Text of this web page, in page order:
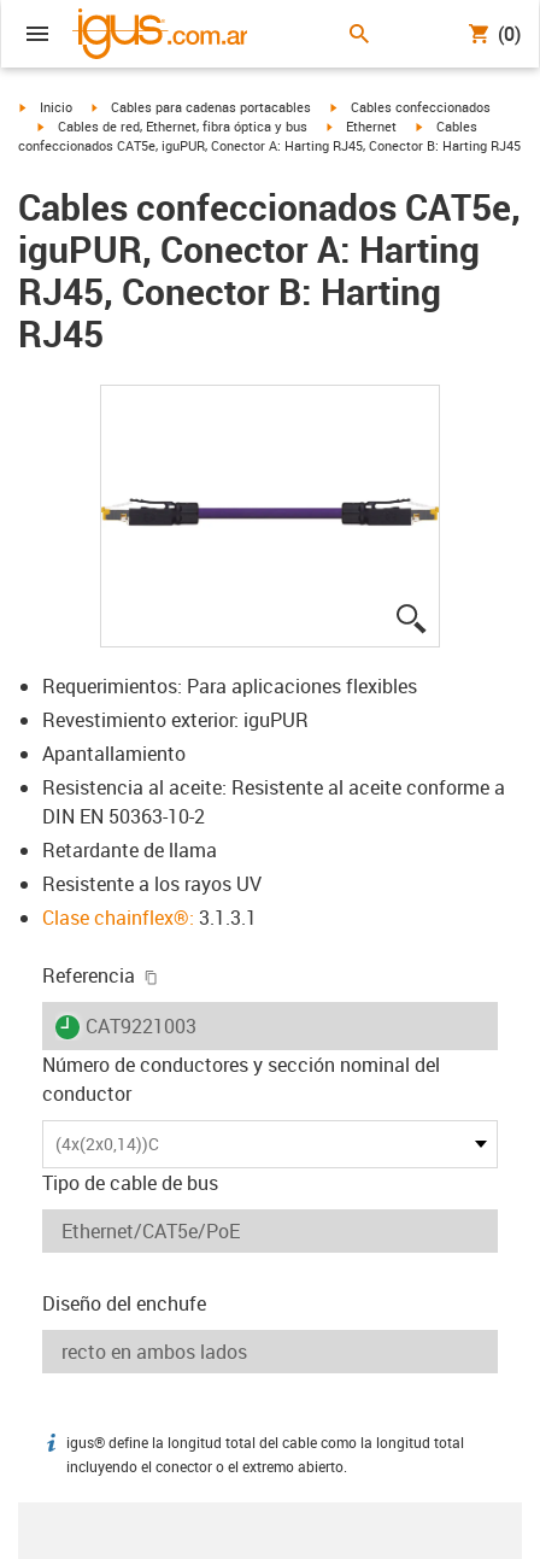
(0)
igus-icon-arrow-right
Inicio igus-icon-arrow-right
Cables para cadenas portacables igus-icon-arrow-right
Cables confeccionados
igus-icon-arrow-right
Cables de red, Ethernet, fibra óptica y bus igus-icon-arrow-right
Ethernet igus-icon-arrow-
Cables
confeccionados CAT5e, iguPUR, Conector A: Harting RJ45, Conector B: Harting RJ45
Cables confeccionados CAT5e,
iguPUR, Conector A: Harting
RJ45, Conector B: Harting
RJ45
Requerimientos: Para aplicaciones flexibles
Revestimiento exterior: iguPUR
Apantallamiento
Resistencia al aceite: Resistente al aceite conforme a
DIN EN 50363-10-2
Retardante de llama
Resistente a los rayos UV
Clase chainflex®: 3.1.3.1
Referencia
igus-icon-lieferzeit
CAT9221003
Número de conductores y sección nominal del
conductor
(4x(2x0,14))C
Tipo de cable de bus
Diseño del enchufe
igus-icon-info
igus® define la longitud total del cable como la longitud total
incluyendo el conector o el extremo abierto.